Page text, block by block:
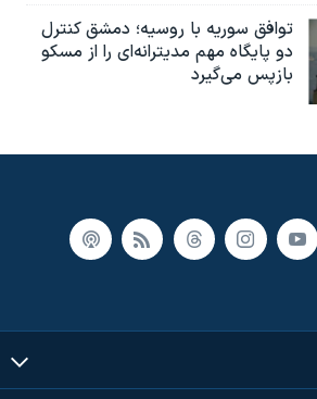
توافق سوریه با روسیه؛ دمشق کنترل
دو پایگاه مهم مدیترانه‌ای را از مسکو
بازپس می‌گیرد